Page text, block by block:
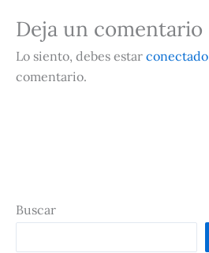
Deja un comentario
Lo siento, debes estar conectado
comentario.
Buscar